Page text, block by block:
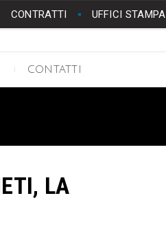
CONTRATTI UFFICI STAMPA
CONTATTI
LA